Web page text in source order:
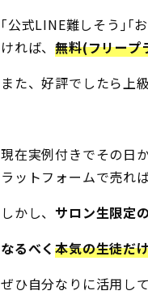
｢公式LINE難しそう｣｢
ければ、無料(フリープ
また、好評でしたら上
現在実例付きでその日
ラットフォームで売れ
しかし、 サロン生限定
なるべく本気の生徒だ
ぜひ自分なりに活用し